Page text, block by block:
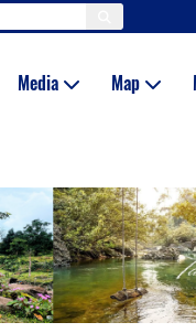
Media Map